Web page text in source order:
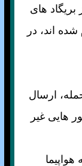
های
اند، در
ارسال
هايی غير